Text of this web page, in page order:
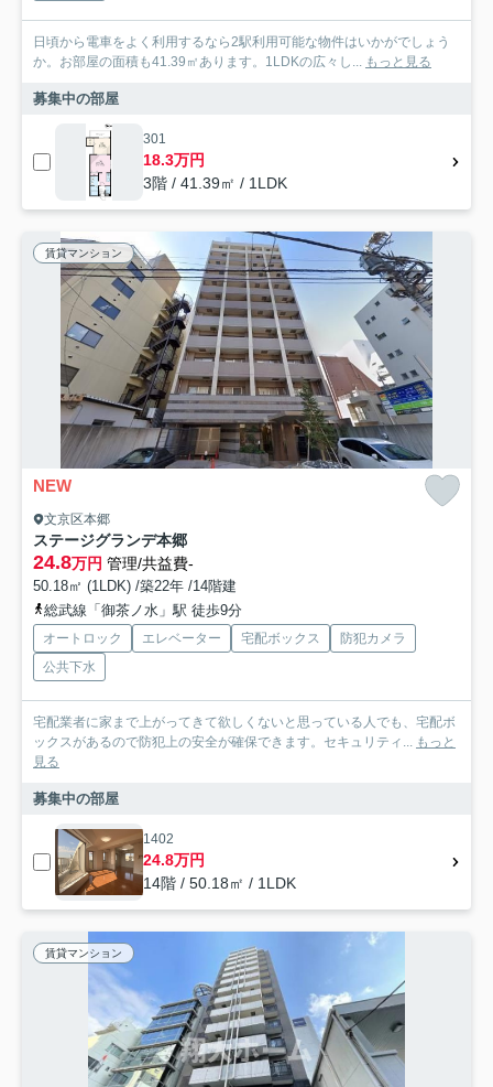
日頃から電車をよく利用するなら2駅利用可能な物件はいかがでしょう
か。お部屋の面積も41.39㎡あります。1LDKの広々し... もっと見る
募集中の部屋
301
18.3万円
3階 / 41.39㎡ / 1LDK
賃貸マンション
NEW
文京区本郷
ステージグランデ本郷
24.8万円 管理/共益費-
50.18㎡ (1LDK) /築22年 /14階建
総武線「御茶ノ水」駅 徒歩9分
オートロック エレベーター 宅配ボックス
防犯カメラ
公共下水
宅配業者に家まで上がってきて欲しくないと思っている人でも、宅配ボ
ックスがあるので防犯上の安全が確保できます。セキュリティ... もっと
見る
募集中の部屋
1402
24.8万円
14階 / 50.18㎡ / 1LDK
賃貸マンション